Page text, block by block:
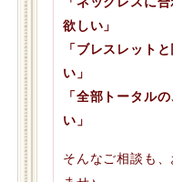
欲しい」
「ブレスレット
い」
「全部トータル
い」
そんなご相談も